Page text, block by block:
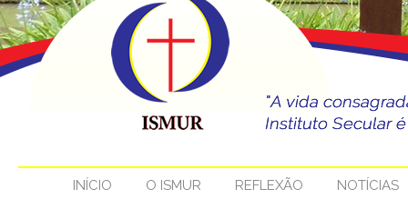
INÍCIO O ISMUR REFLEXÃO NOTÍCIAS